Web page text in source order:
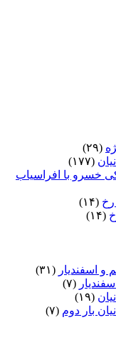
(۲۹)
(۱۷۷)
خسرو با افراسیاب
رخ (۱۴)
(۱۴)
و اسفندیار (۳۱)
(۷)
(۱۹)
بار دوم (۷)